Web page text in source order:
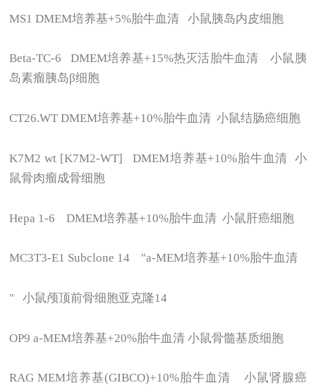
MS1 DMEM培养基+5%胎牛血清 小鼠胰岛内皮细胞
Beta-TC-6 DMEM培养基+15%热灭活胎牛血清 小鼠胰
岛素瘤胰岛β细胞
CT26.WT DMEM培养基+10%胎牛血清 小鼠结肠癌细胞
K7M2 wt [K7M2-WT] DMEM培养基+10%胎牛血清 小
鼠骨肉瘤成骨细胞
Hepa 1-6 DMEM培养基+10%胎牛血清 小鼠肝癌细胞
MC3T3-E1 Subclone 14 "a-MEM培养基+10%胎牛血清
"小鼠颅顶前骨细胞亚克隆14
OP9 a-MEM培养基+20%胎牛血清 小鼠骨髓基质细胞
RAG MEM培养基(GIBCO)+10%胎牛血清 小鼠肾腺癌